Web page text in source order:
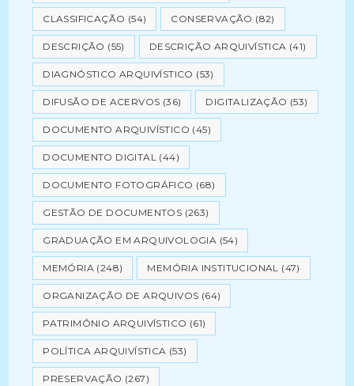
CLASSIFICAÇÃO (54) CONSERVAÇÃO (82)
DESCRIÇÃO (55) DESCRIÇÃO ARQUIVÍSTICA (41)
DIAGNÓSTICO ARQUIVÍSTICO (53)
DIFUSÃO DE ACERVOS (36) DIGITALIZAÇÃO (53)
DOCUMENTO ARQUIVÍSTICO (45)
DOCUMENTO DIGITAL (44)
DOCUMENTO FOTOGRÁFICO (68)
GESTÃO DE DOCUMENTOS (263)
GRADUAÇÃO EM ARQUIVOLOGIA (54)
MEMÓRIA (248) MEMÓRIA INSTITUCIONAL (47)
ORGANIZAÇÃO DE ARQUIVOS (64)
PATRIMÔNIO ARQUIVÍSTICO (61)
POLÍTICA ARQUIVÍSTICA (53)
PRESERVAÇÃO (267)